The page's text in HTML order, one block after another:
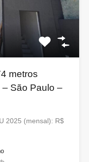
metros
São Paulo –
2025 (mensal): R$